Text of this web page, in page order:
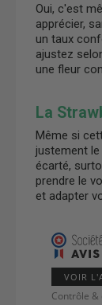
Oui, c'est
apprécier,
un taux
ajustez
une fleur
La
Même si
justement
écarté,
prendre le
et adapter
VOIR
Contrôle &